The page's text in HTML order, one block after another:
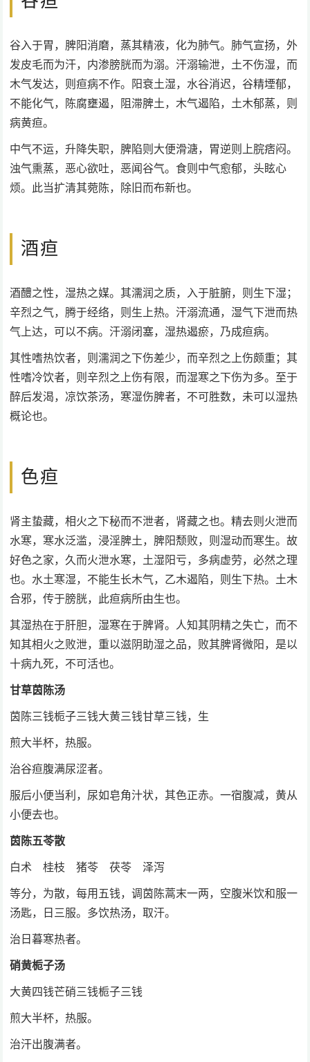
谷入于胃，脾阳消磨，蒸其精液，化为肺气。肺气宣扬，外
发皮毛而为汗，内渗膀胱而为溺。汗溺输泄，土不伤湿，而
木气发达，则疸病不作。阳衰土湿，水谷消迟，谷精堙郁，
不能化气，陈腐壅遏，阻滞脾土，木气遏陷，土木郁蒸，则
病黄疸。
中气不运，升降失职，脾陷则大便滑溏，胃逆则上脘痞闷。
浊气熏蒸，恶心欲吐，恶闻谷气。食则中气愈郁，头眩心
烦。此当扩清其菀陈，除旧而布新也。
酒疸
酒醴之性，湿热之媒。其濡润之质，入于脏腑，则生下湿；
辛烈之气，腾于经络，则生上热。汗溺流通，湿气下泄而热
气上达，可以不病。汗溺闭塞，湿热遏瘀，乃成疸病。
其性嗜热饮者，则濡润之下伤差少，而辛烈之上伤颇重；其
性嗜冷饮者，则辛烈之上伤有限，而湿寒之下伤为多。至于
醉后发渴，凉饮茶汤，寒湿伤脾者，不可胜数，未可以湿热
概论也。
色疸
肾主蛰藏，相火之下秘而不泄者，肾藏之也。精去则火泄而
水寒，寒水泛滥，浸淫脾土，脾阳颓败，则湿动而寒生。故
好色之家，久而火泄水寒，土湿阳亏，多病虚劳，必然之理
也。水土寒湿，不能生长木气，乙木遏陷，则生下热。土木
合邪，传于膀胱，此疸病所由生也。
其湿热在于肝胆，湿寒在于脾肾。人知其阴精之失亡，而不
知其相火之败泄，重以滋阴助湿之品，败其脾肾微阳，是以
十病九死，不可活也。
甘草茵陈汤
茵陈三钱栀子三钱大黄三钱甘草三钱，生
煎大半杯，热服。
治谷疸腹满尿涩者。
服后小便当利，尿如皂角汁状，其色正赤。一宿腹减，黄从
小便去也。
茵陈五苓散
白术 桂枝 猪苓 茯苓 泽泻
等分，为散，每用五钱，调茵陈蒿末一两，空腹米饮和服一
汤匙，日三服。多饮热汤，取汗。
治日暮寒热者。
硝黄栀子汤
大黄四钱芒硝三钱栀子三钱
煎大半杯，热服。
治汗出腹满者。